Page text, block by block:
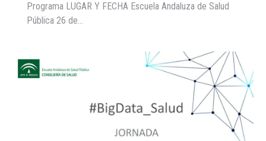
Programa LUGAR Y FECHA Escuela Andaluza de Salud
Pública 26 de…